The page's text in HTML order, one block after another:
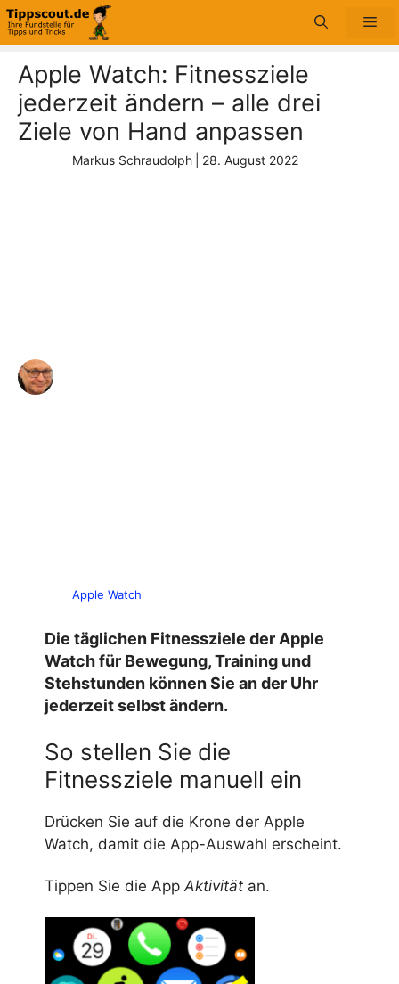
Zum
Inhalt
Apple Watch: Fitnessziele
jederzeit ändern – alle drei
Ziele von Hand anpassen
Markus Schraudolph 28. August 2022
Apple Watch
Die täglichen Fitnessziele der Apple
Watch für Bewegung, Training und
Stehstunden können Sie an der Uhr
jederzeit selbst ändern.
So stellen Sie die
Fitnessziele manuell ein
Drücken Sie auf die Krone der Apple
Watch, damit die App-Auswahl erscheint.
Tippen Sie die App Aktivität an.